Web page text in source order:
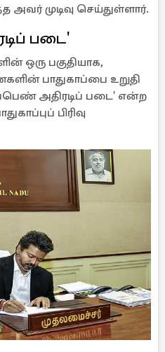
முடிவு செய்துள்ளார்.
படை'
ஒரு பகுதியாக,
பாதுகாப்பை உறுதி
அதிரடிப் படை' என்ற
பிரிவு